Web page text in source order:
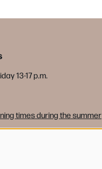
13-17 p.m.
times during the summer